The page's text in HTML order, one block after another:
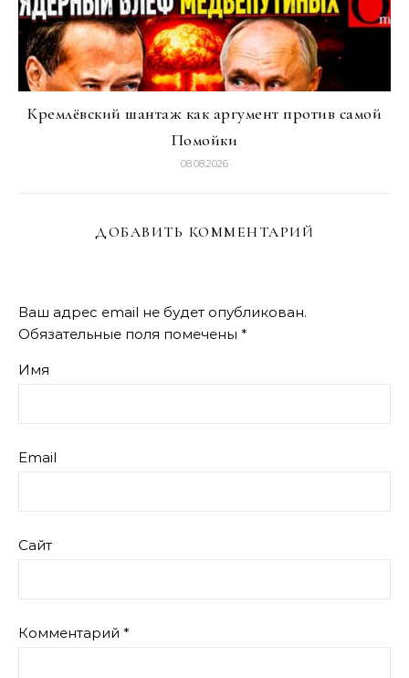
Кремлёвский шантаж как аргумент против самой
Помойки
08.08.2026
ДОБАВИТЬ КОММЕНТАРИЙ
Ваш адрес email не будет опубликован.
Обязательные поля помечены *
Имя
Email
Сайт
Комментарий *